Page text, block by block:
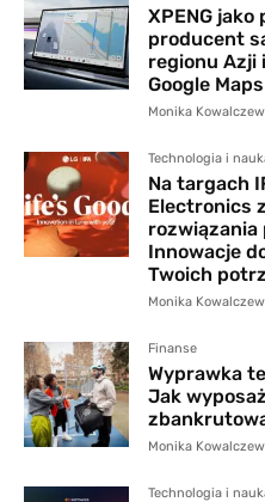
XPENG
producent
regionu Azji
Google
Monika
Technologia i
Na targach
Electronics
rozwiązania
Innowacje
Twoich
Monika
Finanse
Wyprawka
Jak
Monika
Technologia i